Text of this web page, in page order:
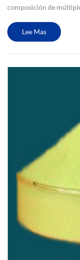
composición de
combinarLee Mas